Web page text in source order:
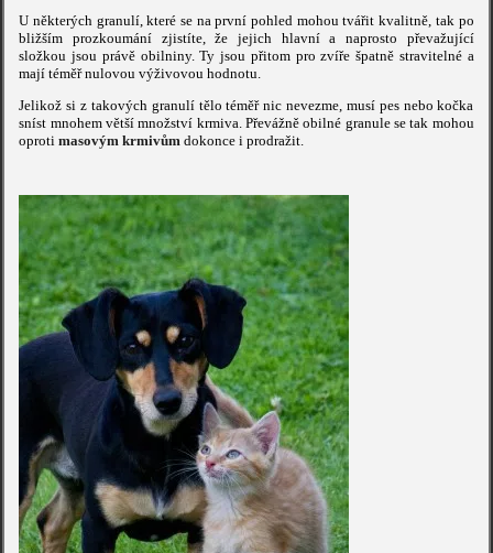
U některých granulí, které se na první pohled mohou tvářit kvalitně, tak po
bližším prozkoumání zjistíte, že jejich hlavní a naprosto převažující
složkou jsou právě obilniny. Ty jsou přitom pro zvíře špatně stravitelné a
mají téměř nulovou výživovou hodnotu.
Jelikož si z takových granulí tělo téměř nic nevezme, musí pes nebo kočka
sníst mnohem větší množství krmiva. Převážně obilné granule se tak mohou
oprotimasovým krmivům dokonce i prodražit.